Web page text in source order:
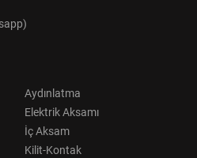
Aydınlatma
Elektrik Aksamı
İç Aksam
Kilit-Kontak